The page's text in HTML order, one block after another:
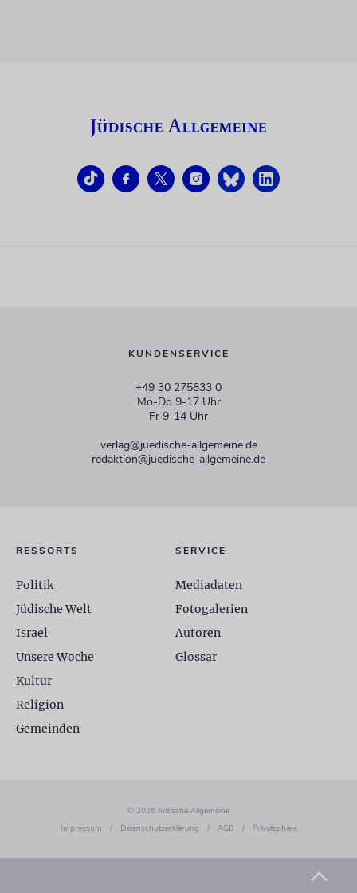
KUNDENSERVICE
+49 30 275833 0
Mo-Do 9-17 Uhr
Fr 9-14 Uhr
verlag@juedische-allgemeine.de
redaktion@juedische-allgemeine.de
RESSORTS
Politik
Jüdische Welt
Israel
Unsere Woche
Kultur
Religion
Gemeinden
SERVICE
Mediadaten
Fotogalerien
Autoren
Glossar
© 2026 Jüdische Allgemeine
Impressum
/ Datenschutzerklärung / AGB / Privatsphäre